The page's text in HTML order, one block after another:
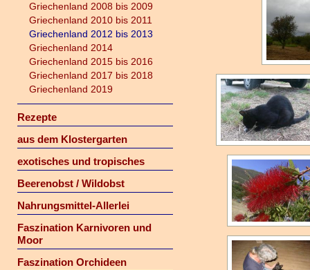
Griechenland 2008 bis 2009
Griechenland 2010 bis 2011
Griechenland 2012 bis 2013
Griechenland 2014
Griechenland 2015 bis 2016
Griechenland 2017 bis 2018
Griechenland 2019
Rezepte
aus dem Klostergarten
exotisches und tropisches
Beerenobst / Wildobst
Nahrungsmittel-Allerlei
Faszination Karnivoren und
Moor
Faszination Orchideen